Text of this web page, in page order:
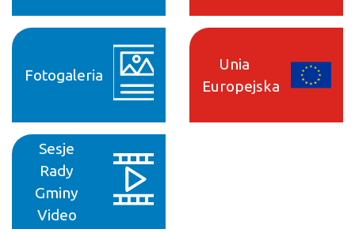
Fotogaleria
Sesje
Rady
Gminy
Video
Unia
Europejska